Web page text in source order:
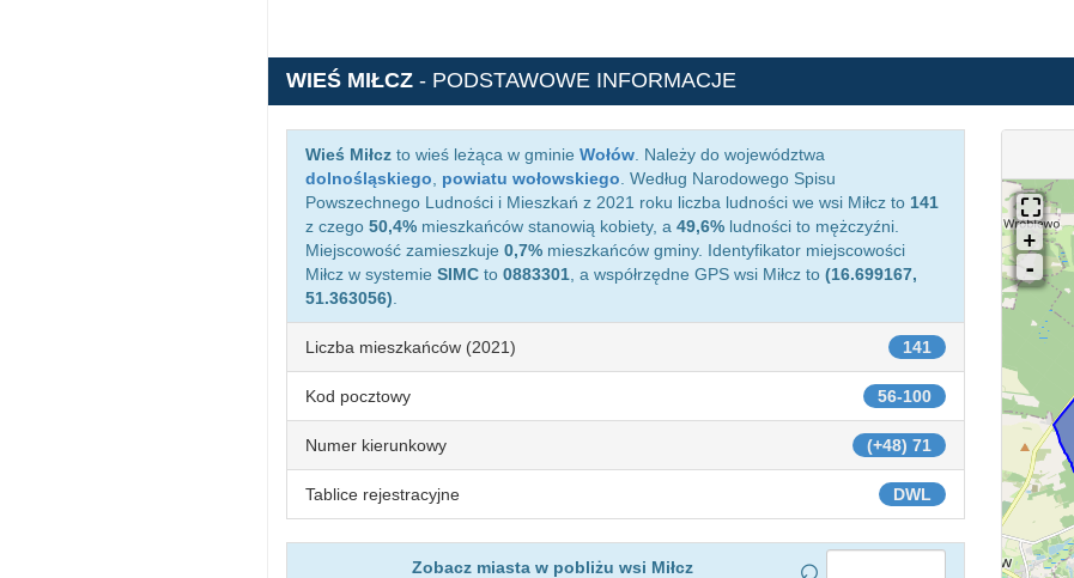
WIEŚ MIŁCZ - PODSTAWOWE INFORMACJE
Wieś Miłcz to wieś leżąca w gminie Wołów . Należy do województwa
dolnośląskiego
powiatu wołowskiego . Według Narodowego Spisu
Powszechnego Ludności i Mieszkań z 2021 roku liczba ludności we wsi Miłcz to 141
z czego 50,4% mieszkańców stanowią kobiety, a 49,6% ludności to mężczyźni.
Miejscowość zamieszkuje 0,7% mieszkańców gminy. Identyfikator miejscowości
Miłcz w systemie SIMC to 0883301 , a współrzędne GPS wsi Miłcz to (16.699167,
51.363056)
141
Liczba mieszkańców (2021)
56-100
Kod pocztowy
(+48) 71
Numer kierunkowy
DWL
Tablice rejestracyjne
Zobacz miasta w pobliżu wsi Miłcz